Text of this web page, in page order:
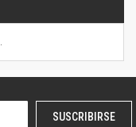
SUSCRIBIRSE